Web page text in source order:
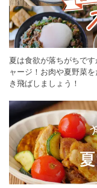
夏は食欲が落ちがちで
ャージ！お肉や夏野菜
き飛ばしましょう！